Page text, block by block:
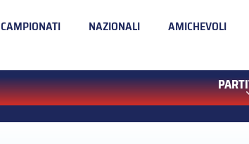
CAMPIONATI NAZIONALI AMICHEVOLI